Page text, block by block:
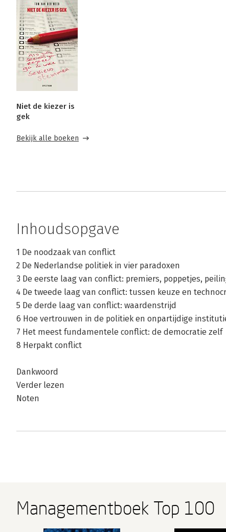
Niet de kiezer is
gek
Bekijk alle boeken
Inhoudsopgave
1 De noodzaak van conflict
2 De Nederlandse politiek in vier paradoxen
3 De eerste laag van conflict: premiers, poppetjes,
4 De tweede laag van conflict: tussen keuze en
5 De derde laag van conflict: waardenstrijd
6 Hoe vertrouwen in de politiek en onpartijdige
7 Het meest fundamentele conflict: de democratie zelf
8 Herpakt conflict
Dankwoord
Verder lezen
Noten
Managementboek Top 100